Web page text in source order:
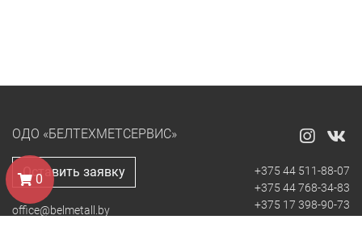
ОДО «БЕЛТЕХМЕТСЕРВИС»
Оставить заявку
office@belmetall.by
+375 44 511-88-07
+375 44 768-34-83
+375 17 398-90-73
0